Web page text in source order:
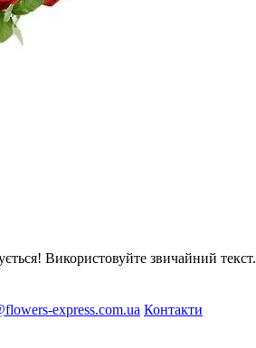
Використовуйте звичайний текст.
express.com.ua Контакти